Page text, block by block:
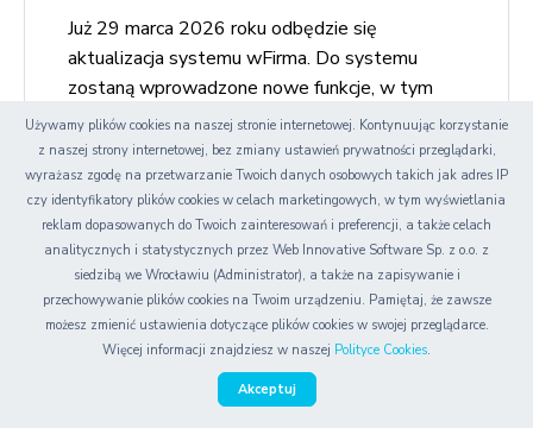
Już 29 marca 2026 roku odbędzie się
aktualizacja systemu wFirma. Do systemu
zostaną wprowadzone nowe funkcje, w tym
integracja z KSeF, zmiany w księgowości,
fakturowaniu oraz kadrach i płacach. Sprawdź,
co się zmienia i jak wpłynie to na Twoją pracę!
więcej
Asysta z wysokim priorytetem -
skorzystaj z szybkiego wsparcia
Używamy plików cookies na naszej stronie internetowej. Kontynuując korzystanie
z naszej strony internetowej, bez zmiany ustawień prywatności przeglądarki,
wyrażasz zgodę na przetwarzanie Twoich danych osobowych takich jak adres IP
czy identyfikatory plików cookies w celach marketingowych, w tym wyświetlania
reklam dopasowanych do Twoich zainteresowań i preferencji, a także celach
analitycznych i statystycznych przez Web Innovative Software Sp. z o.o. z
siedzibą we Wrocławiu (Administrator), a także na zapisywanie i
przechowywanie plików cookies na Twoim urządzeniu. Pamiętaj, że zawsze
możesz zmienić ustawienia dotyczące plików cookies w swojej przeglądarce.
Więcej informacji znajdziesz w naszej Polityce Cookies.
Akceptuj